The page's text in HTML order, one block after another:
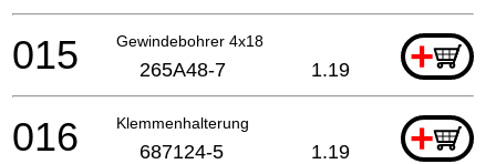
Gewindebohrer 4x18 +
015 265A48-7 1.19
Klemmenhalterung +
016 687124-5 1.19